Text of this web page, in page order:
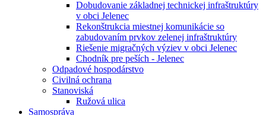
Dobudovanie základnej technickej infraštruktúry
v obci Jelenec
Rekonštrukcia miestnej komunikácie so
zabudovaním prvkov zelenej infraštruktúry
Riešenie migračných výziev v obci Jelenec
Chodník pre peších - Jelenec
Odpadové hospodárstvo
Civilná ochrana
Stanoviská
Ružová ulica
Samospráva